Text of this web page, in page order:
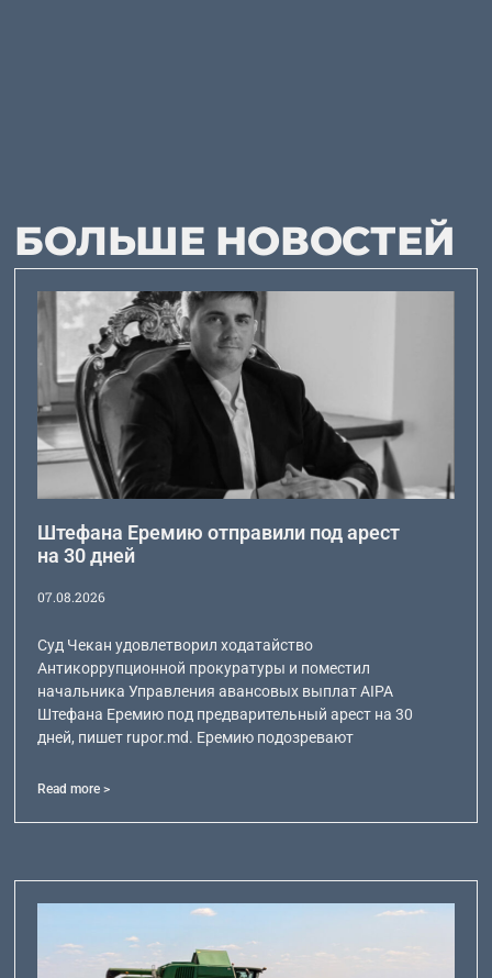
БОЛЬШЕ НОВОСТЕЙ
Штефана Еремию отправили под арест
на 30 дней
07.08.2026
Суд Чекан удовлетворил ходатайство
Антикоррупционной прокуратуры и поместил
начальника Управления авансовых выплат AIPA
Штефана Еремию под предварительный арест на 30
дней, пишет rupor.md. Еремию подозревают
Read more >